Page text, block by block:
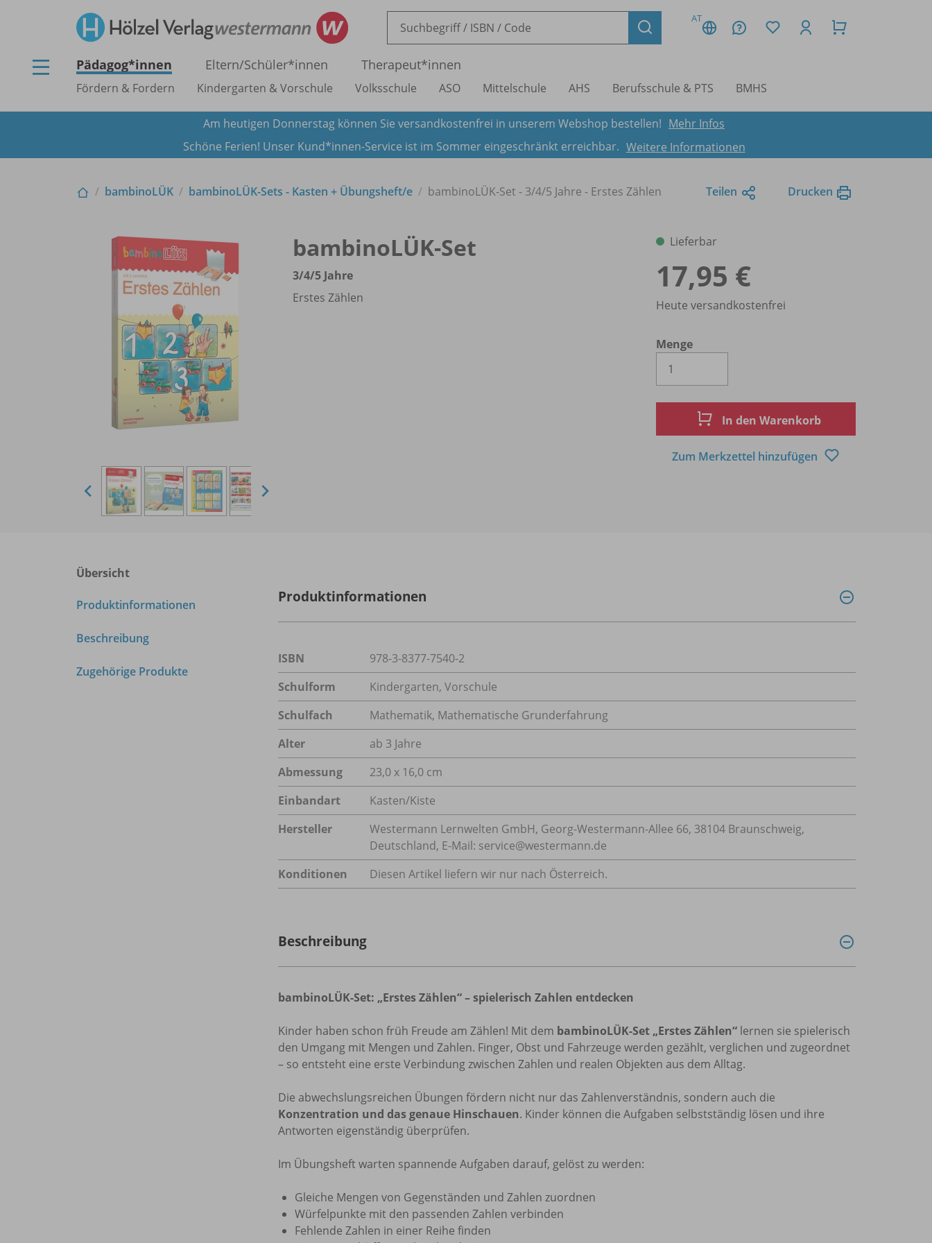
AT
Pädagog*innen Eltern/Schüler*innen Therapeut*innen
Fördern & Fordern Kindergarten & Vorschule Volksschule ASO Mittelschule AHS Berufsschule & PTS BMHS
Am heutigen Donnerstag können Sie versandkostenfrei in unserem Webshop bestellen! Mehr Infos
Schöne Ferien! Unser Kund*innen-Service ist im Sommer eingeschränkt erreichbar. Weitere Informationen
bambinoLÜK bambinoLÜK-Sets - Kasten + Übungsheft/e bambinoLÜK-Set - 3/4/5 Jahre - Erstes Zählen Teilen Drucken
bambinoLÜK-Set
3/4/5 Jahre
Erstes Zählen
Lieferbar
17,95 €
Menge
Heute versandkostenfrei
In den Warenkorb
Zum Merkzettel hinzufügen
Übersicht
Produktinformationen
Beschreibung
Zugehörige Produkte
Produktinformationen
ISBN
978-3-8377-7540-2
Schulform
Kindergarten, Vorschule
Schulfach
Mathematik, Mathematische Grunderfahrung
Alter
ab 3 Jahre
Abmessung
23,0 x 16,0 cm
Einbandart
Kasten/Kiste
Hersteller
Westermann Lernwelten GmbH, Georg-Westermann-Allee 66, 38104 Braunschweig,
Deutschland, E-Mail: service@westermann.de
Konditionen
Diesen Artikel liefern wir nur nach Österreich.
Beschreibung
bambinoLÜK-Set: „Erstes Zählen“ – spielerisch Zahlen entdecken
Kinder haben schon früh Freude am Zählen! Mit dem bambinoLÜK-Set „Erstes Zählen“ lernen sie spielerisch
den Umgang mit Mengen und Zahlen. Finger, Obst und Fahrzeuge werden gezählt, verglichen und zugeordnet
– so entsteht eine erste Verbindung zwischen Zahlen und realen Objekten aus dem Alltag.
Die abwechslungsreichen Übungen fördern nicht nur das Zahlenverständnis, sondern auch die
Konzentration und das genaue Hinschauen. Kinder können die Aufgaben selbstständig lösen und ihre
Antworten eigenständig überprüfen.
Im Übungsheft warten spannende Aufgaben darauf, gelöst zu werden:
Gleiche Mengen von Gegenständen und Zahlen zuordnen
Würfelpunkte mit den passenden Zahlen verbinden
Fehlende Zahlen in einer Reihe finden